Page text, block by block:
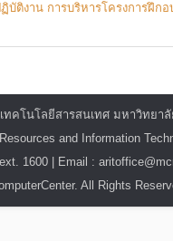
บัติงาน การบริหารโครงการฝึกอ
ทคโนโลยีสารสนเทศ มหาวิทย
and Information
1600 | Email :
All Rights